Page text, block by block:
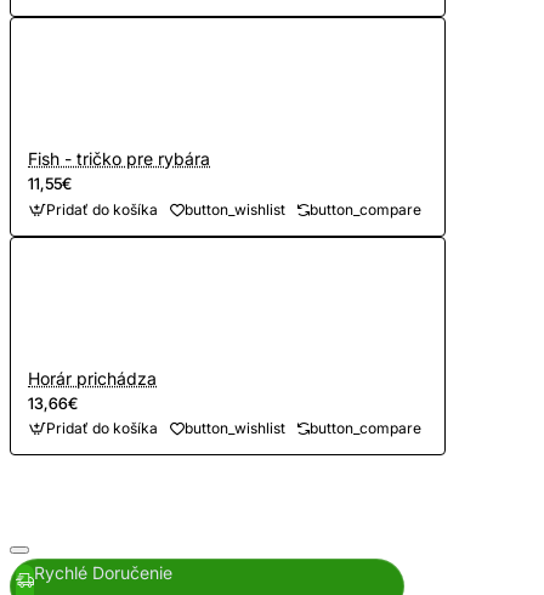
Fish - tričko pre rybára
11,55€
Pridať do košíka button_wishlist button_compare
Horár prichádza
13,66€
Pridať do košíka button_wishlist button_compare
Rychlé Doručenie